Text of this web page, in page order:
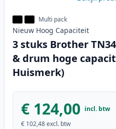
Multi pack
Nieuw Hoog Capaciteit
3 stuks Brother
& drum hoge
Huismerk)
€ 124,00 incl. btw
€ 102,48excl. btw